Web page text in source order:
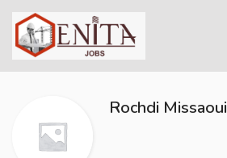
Rochdi Missaoui